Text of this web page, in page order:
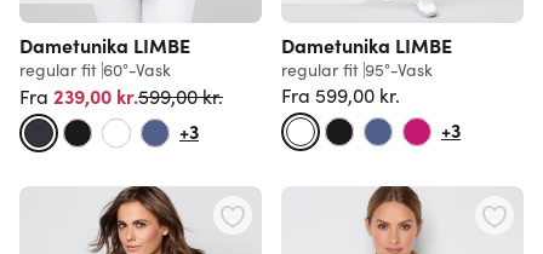
Dametunika LIMBE
regular fit 60°-Vask
Fra 239,00 kr.Normalpris
599,00 kr.
+3
Dametunika LIMBE
regular fit 95°-Vask
Fra 599,00 kr.
+3